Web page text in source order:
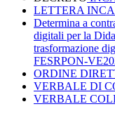
LETTERA
Determina a
digitali per la
trasformazione
FESRPON-
ORDINE
VERBALE DI
VERBALE